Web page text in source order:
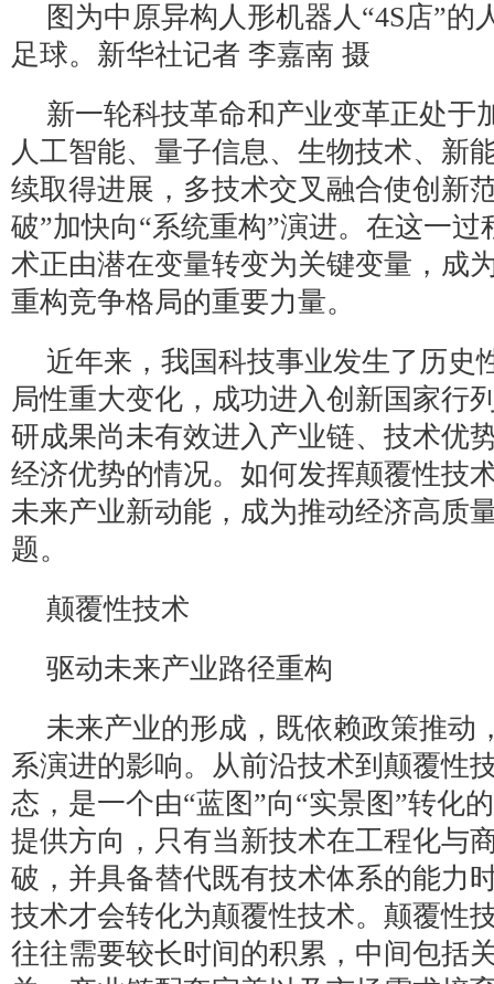
图为中原异构人形机器人“4S店”的
足球。新华社记者 李嘉南 摄
新一轮科技革命和产业变革正处于
人工智能、量子信息、生物技术、新
续取得进展，多技术交叉融合使创新
破”加快向“系统重构”演进。在这一过
术正由潜在变量转变为关键变量，成
重构竞争格局的重要力量。
近年来，我国科技事业发生了历史
局性重大变化，成功进入创新国家行
研成果尚未有效进入产业链、技术优
经济优势的情况。如何发挥颠覆性技
未来产业新动能，成为推动经济高质
题。
颠覆性技术
驱动未来产业路径重构
未来产业的形成，既依赖政策推动
系演进的影响。从前沿技术到颠覆性
态，是一个由“蓝图”向“实景图”转化
提供方向，只有当新技术在工程化与
破，并具备替代既有技术体系的能力
技术才会转化为颠覆性技术。颠覆性
往往需要较长时间的积累，中间包括